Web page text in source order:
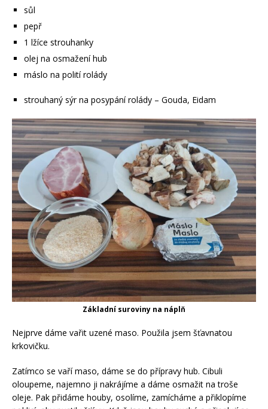
sůl
pepř
1 lžíce strouhanky
olej na osmažení hub
máslo na polití rolády
strouhaný sýr na posypání rolády – Gouda, Eidam
Základní suroviny na náplň
Nejprve dáme vařit uzené maso. Použila jsem šťavnatou
krkovičku.
Zatímco se vaří maso, dáme se do přípravy hub. Cibuli
oloupeme, najemno ji nakrájíme a dáme osmažit na troše
oleje. Pak přidáme houby, osolíme, zamícháme a přiklopíme